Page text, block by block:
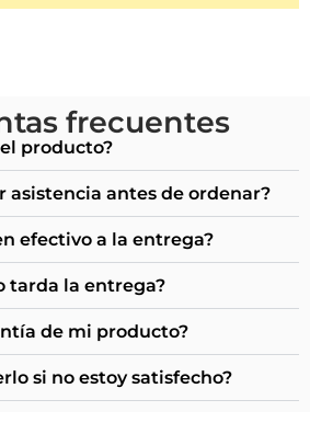
frecuentes
producto?
asistencia antes de ordenar?
efectivo a la entrega?
tarda la entrega?
de mi producto?
si no estoy satisfecho?